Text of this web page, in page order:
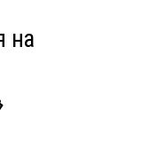
на